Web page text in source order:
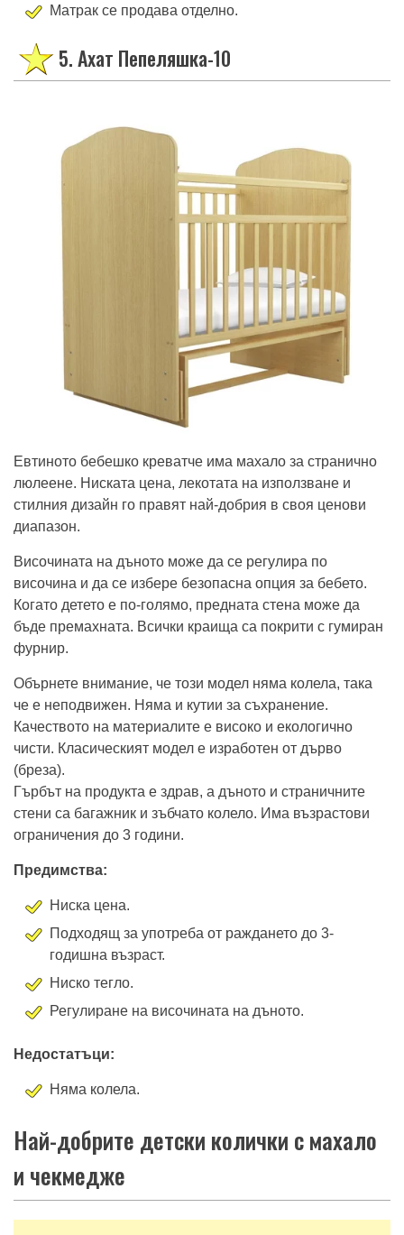
Матрак се продава отделно.
5. Ахат Пепеляшка-10
Евтиното бебешко креватче има махало за странично
люлеене. Ниската цена, лекотата на използване и
стилния дизайн го правят най-добрия в своя ценови
диапазон.
Височината на дъното може да се регулира по
височина и да се избере безопасна опция за бебето.
Когато детето е по-голямо, предната стена може да
бъде премахната. Всички краища са покрити с гумиран
фурнир.
Обърнете внимание, че този модел няма колела, така
че е неподвижен. Няма и кутии за съхранение.
Качеството на материалите е високо и екологично
чисти. Класическият модел е изработен от дърво
(бреза).
Гърбът на продукта е здрав, а дъното и страничните
стени са багажник и зъбчато колело. Има възрастови
ограничения до 3 години.
Предимства:
Ниска цена.
Подходящ за употреба от раждането до 3-
годишна възраст.
Ниско тегло.
Регулиране на височината на дъното.
Недостатъци:
Няма колела.
Най-добрите детски колички с махало
и чекмедже